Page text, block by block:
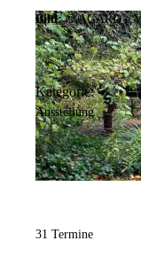
Bild: © AGARD
Kategorie:
Ausstellung
31 Termine